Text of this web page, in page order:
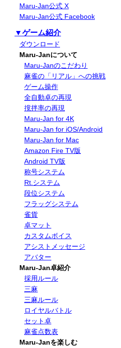
Maru-Jan公式 X
Maru-Jan公式 Facebook
▼ゲーム紹介
ダウンロード
Maru-Janについて
Maru-Janのこだわり
麻雀の「リアル」への挑戦
ゲーム操作
全自動卓の再現
撹拌率の再現
Maru-Jan for 4K
Maru-Jan for iOS/Android
Maru-Jan for Mac
Amazon Fire TV版
Android TV版
称号システム
Rt.システム
段位システム
フラッグシステム
雀貨
卓マット
カスタムボイス
アシストメッセージ
アバター
Maru-Jan卓紹介
採用ルール
三麻
三麻ルール
ロイヤルバトル
セット卓
麻雀点数表
Maru-Janを楽しむ